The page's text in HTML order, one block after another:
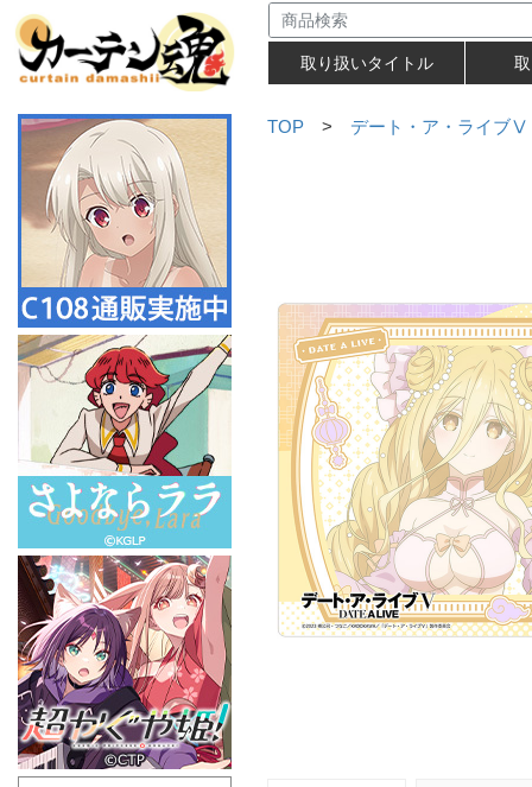
取り扱いタイトル
TOP > デート・ア・ライブⅤ